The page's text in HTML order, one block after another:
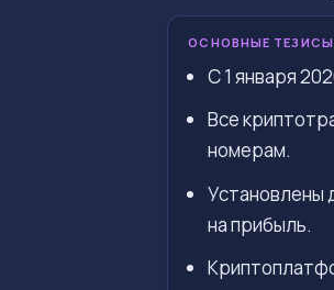
ОСНОВНЫЕ ТЕЗИСЫ
С 1 января
Все
номерам.
Установлены
на прибыль.